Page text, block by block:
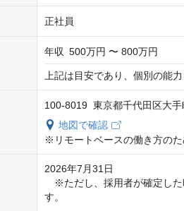
正社員
年収 500万円 〜 800万円
上記は目安であり、個別の能
100-8019 東京都千代田区大
地図で確認
※リモートベースの働き方の
2026年7月31日
※ただし、採用者が確定した
す。